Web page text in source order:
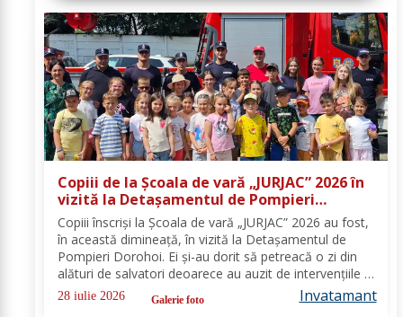
Copiii de la Școala de vară „JURJAC” 2026 în
vizită la Detașamentul de Pompieri
Dorohoi - FOTO
Copiii înscriși la Școala de vară „JURJAC” 2026 au fost,
în această dimineață, în vizită la Detașamentul de
Pompieri Dorohoi. Ei și-au dorit să petreacă o zi din
alături de salvatori deoarece au auzit de intervențiile la
care au participat și de oamenii pe care i-au ajutat de-
a lungul timpului. „Ne...
28 iulie 2026 Galerie foto Invatamant